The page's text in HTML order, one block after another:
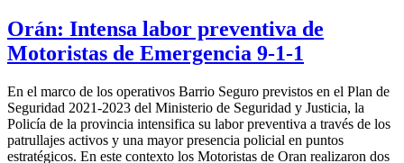
Orán: Intensa labor preventiva de
Motoristas de Emergencia 9-1-1
En el marco de los operativos Barrio Seguro previstos en el Plan de
Seguridad 2021-2023 del Ministerio de Seguridad y Justicia, la
Policía de la provincia intensifica su labor preventiva a través de los
patrullajes activos y una mayor presencia policial en puntos
estratégicos. En este contexto los Motoristas de Oran realizaron dos